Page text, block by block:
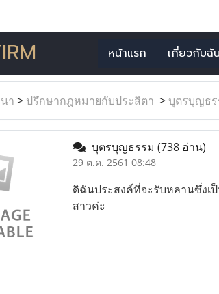
หน้าแรก เกี่ยวกับฉัน
า > ปรึกษากฎหมายกับประสิตา >บุตรบุญธร
บุตรบุญธรรม (738 อ่าน)
29 ต.ค. 2561 08:48
ดิฉันประสงค์ที่จะรับหลานซึ่งเ
สาวค่ะ